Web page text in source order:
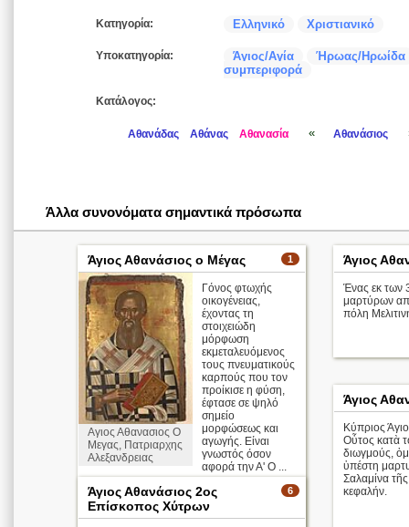
Κατηγορία: Ελληνικό Χριστιανικό
Υποκατηγορία: Άγιος/Αγία
Ήρωας/Ηρωίδα
συμπεριφορά
Κατάλογος:
Αθανάδας Αθάνας Αθανασία « Αθανάσιος
Άλλα συνονόματα σημαντικά πρόσωπα
1
Άγιος Αθανάσιος ο Μέγας
Αγιος Αθανασιος Ο
Μεγας, Πατριαρχης
Αλεξανδρειας
Γόνος φτωχής
οικογένειας,
έχοντας τη
στοιχειώδη
μόρφωση
εκμεταλευόμενος
τους πνευματικούς
καρπούς που τον
προίκισε η φύση,
έφτασε σε ψηλό
σημείο
μορφώσεως και
αγωγής. Είναι
γνωστός όσον
αφορά την Α' Ο ...
Απολυτίκιο
Άγιος
Ένας εκ των
μαρτύρων
πόλη
Άγιος
Κύπριος
Οὗτος κατὰ
διωγμούς,
ὑπέστη
Σαλαμίνα
κεφαλήν.
6
Άγιος Αθανάσιος 2ος
Επίσκοπος Χύτρων